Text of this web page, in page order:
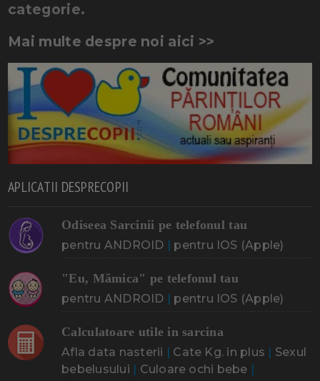
categorie.
Mai multe despre noi aici >>
APLICATII DESPRECOPII
Odiseea Sarcinii pe telefonul tau
pentru ANDROID | pentru IOS (Apple)
"Eu, Mămica" pe telefonul tau
pentru ANDROID | pentru IOS (Apple)
Calculatoare utile in sarcina
Afla data nasterii | Cate Kg. in plus | Sexul
bebelusului | Culoare ochi bebe |